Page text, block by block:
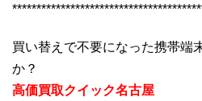
買い替えで不要になった携帯端
か？
高価買取クイック名古屋